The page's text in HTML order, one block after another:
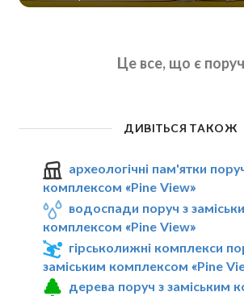
Це все, що є поруч
ДИВІТЬСЯ ТАКОЖ
археологічні пам'ятки
комплексом «Pine View»
водоспади поруч з
комплексом «Pine View»
гірськолижні комплекси
заміським комплексом «Pine
дерева поруч з заміським